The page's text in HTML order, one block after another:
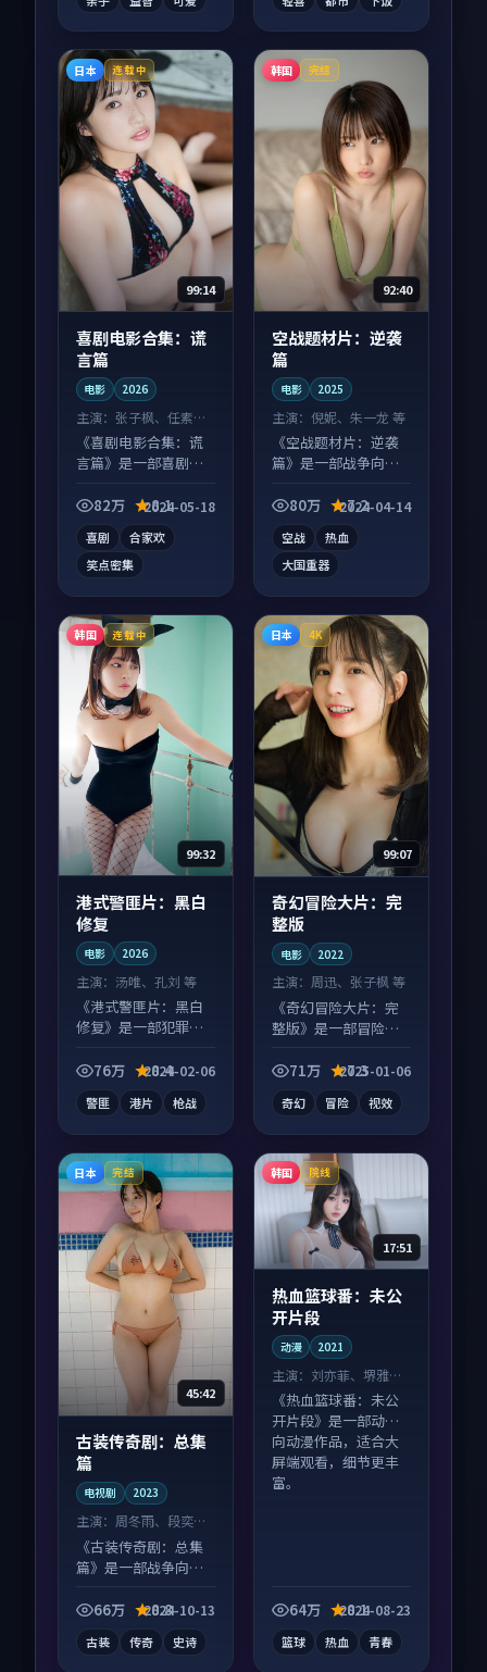
日本 连载中
99:14
喜剧电影合集：谎
言篇
电影 2026
主演： 张子枫、任素汐
等
《喜剧电影合集：谎
言篇》是一部喜剧向
度高，适合配弹幕观
82万 8.1
2024-05-18
喜剧
合家欢
笑点密集
韩国 完结
92:40
空战题材片：逆袭
篇
电影 2025
主演：倪妮、朱一龙 等
《空战题材片：逆袭
篇》是一部战争向电
层推进，尾声常有情
80万 7.2
2024-04-14
空战
热血
大国重器
韩国 连载中
99:32
港式警匪片：黑白
修复
电影 2026
主演： 汤唯、孔刘 等
《港式警匪片：黑白
修复》是一部犯罪向
端观看，细节更丰
76万 8.4
2024-02-06
警匪 港片 枪战
日本 4K
99:07
奇幻冒险大片：完
整版
电影 2022
主演： 周迅、张子枫 等
《奇幻冒险大片：完
整版》是一部冒险向
别错过，字幕区常有
71万 7.3
2025-01-06
奇幻 冒险 视效
日本 完结
45:42
古装传奇剧：总集
篇
电视剧 2023
主演： 周冬雨、段奕宏
等
《古装传奇剧：总集
篇》是一部战争向电
齐全，观感爽快不拖
66万 8.8
2024-10-13
古装 传奇 史诗
韩国 院线
17:51
热血篮球番：未公
开片段
动漫 2021
主演： 刘亦菲、堺雅人
等
《热血篮球番：未公
开片段》是一部动作
向动漫作品，适合大
屏端观看，细节更丰
富。
64万 8.1
2024-08-23
篮球 热血 青春